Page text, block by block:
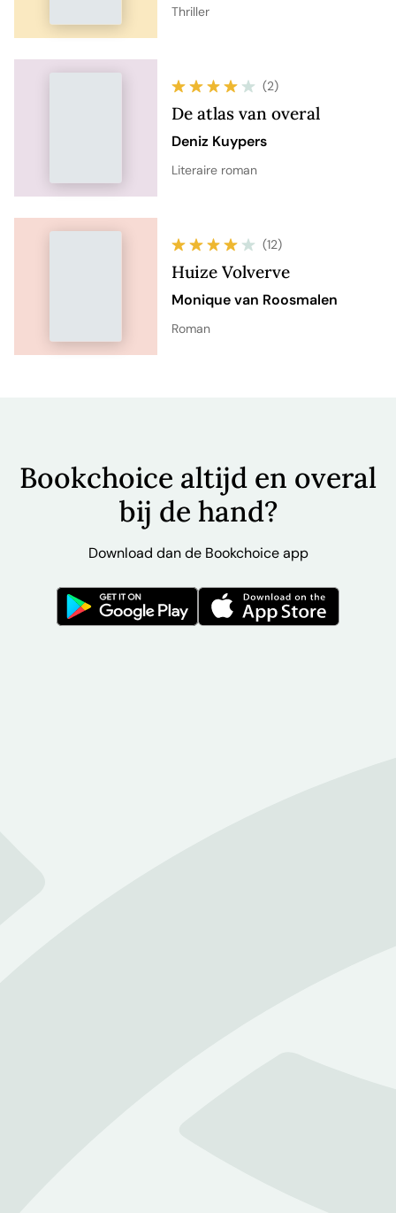
Thriller
(2)
De atlas van overal
Deniz Kuypers
Literaire roman
(12)
Huize Volverve
Monique van Roosmalen
Roman
Bookchoice altijd en overal
bij de hand?
Download dan de Bookchoice app